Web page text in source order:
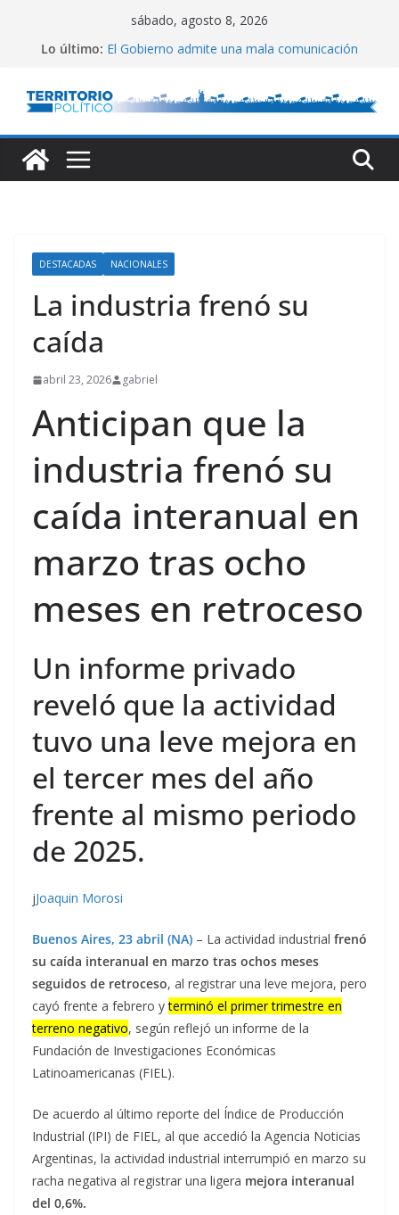
sábado, agosto 8, 2026
Lo último: El Gobierno admite una mala comunicación
Alta inflación en CABA
DESTACADAS NACIONALES
La industria frenó su
caída
abril 23, 2026 gabriel
Anticipan que la
industria frenó su
caída interanual en
marzo tras ocho
meses en retroceso
Un informe privado
reveló que la actividad
tuvo una leve mejora en
el tercer mes del año
frente al mismo periodo
de 2025.
jJoaquin Morosi
Buenos Aires, 23 abril (NA) – La actividad industrial frenó
su caída interanual en marzo tras ochos meses
seguidos de retroceso, al registrar una leve mejora, pero
cayó frente a febrero yterminó el primer trimestre en
terreno negativo, según reflejó un informe de la
Fundación de Investigaciones Económicas
Latinoamericanas (FIEL).
De acuerdo al último reporte del Índice de Producción
Industrial (IPI) de FIEL, al que accedió la Agencia Noticias
Argentinas, la actividad industrial interrumpió en marzo su
racha negativa al registrar una ligera mejora interanual
del 0,6%.